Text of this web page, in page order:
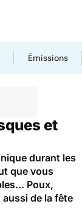
Émissions
et
durant les
que vous
Poux,
de la fête